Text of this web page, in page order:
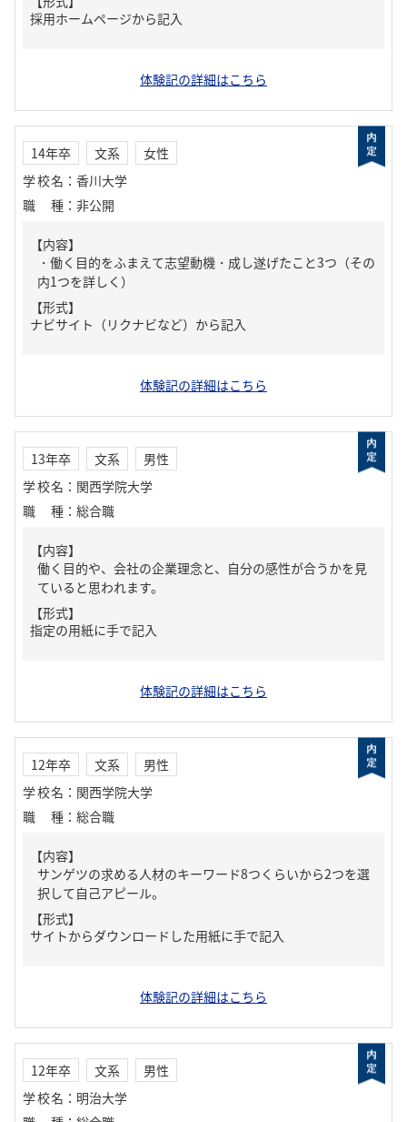
採用ホームページから記入
体験記の詳細はこちら
14年卒 文系
女性
学校名 ： 香川大学
職種 ： 非公開
【内容】
・働く目的をふまえて志望動機・成し遂げたこと3つ（その
内1つを詳しく）
【形式】
ナビサイト（リクナビなど）から記入
体験記の詳細はこちら
13年卒 文系
男性
学校名 ： 関西学院大学
職種 ： 総合職
【内容】
働く目的や、会社の企業理念と、自分の感性が合うかを見
ていると思われます。
【形式】
指定の用紙に手で記入
体験記の詳細はこちら
12年卒 文系
男性
学校名 ： 関西学院大学
職種 ： 総合職
【内容】
サンゲツの求める人材のキーワード8つくらいから2つを選
択して自己アピール。
【形式】
サイトからダウンロードした用紙に手で記入
体験記の詳細はこちら
12年卒 文系
男性
学校名 ： 明治大学